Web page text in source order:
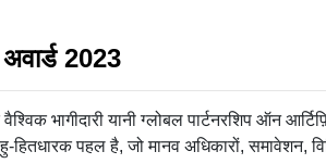
2023
वैश्विक भागीदारी यानी ग्लोबल पार्टनरशिप ऑन
हितधारक पहल है, जो मानव अधिकारों, समावेशन,